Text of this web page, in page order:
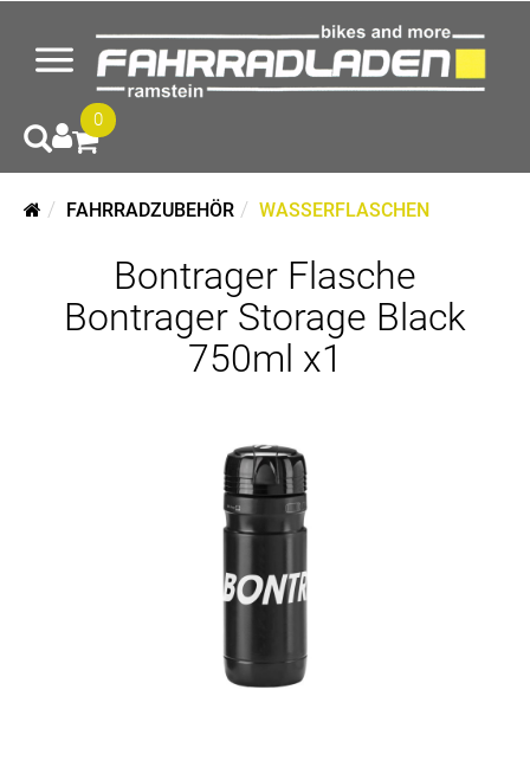
0
FAHRRADZUBEHÖR WASSERFLASCHEN
Bontrager Flasche
Bontrager Storage Black
750ml x1